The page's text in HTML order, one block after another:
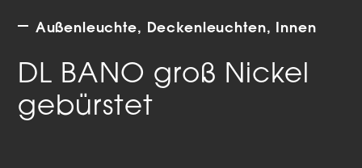
Außenleuchte Deckenleuchten Innen
DL BANO groß Nickel
gebürstet